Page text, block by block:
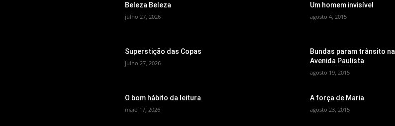
Beleza Beleza
julho 27, 2026
Superstição das Copas
julho 27, 2026
O bom hábito da leitura
maio 17, 2026
Um homem invisível
agosto 4, 2015
Bundas param trânsito na
Avenida Paulista
agosto 19, 2015
A força de Maria
agosto 23, 2015